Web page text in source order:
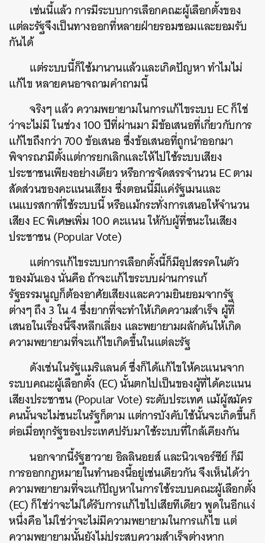
เช่นนี้แล้ว การมีระบบการเลือกคณะผู้เลือกตั้งของ
แต่ละรัฐจึงเป็นทางออกที่หลายฝ่ายรอมชอมและยอมรับ
กันได้
แต่ระบบนี้ก็ใช้มานานแล้วและเกิดปัญหา ทำไมไม่
แก้ไข หลายคนอาจถามคำถามนี้
จริงๆ แล้ว ความพยายามในการแก้ไขระบบ EC ก็ใช่
ว่าจะไม่มี ในช่วง 100 ปีที่ผ่านมา มีข้อเสนอที่เกี่ยวกับการ
แก้ไขถึงกว่า 700 ข้อเสนอ ซึ่งข้อเสนอที่ถูกนำออกมา
พิจารณามีตั้งแต่การยกเลิกและให้ไปใช้ระบบเสียง
ประชาชนเพียงอย่างเดียว หรือการจัดสรรจำนวน EC ตาม
สัดส่วนของคะแนนเสียง ซึ่งตอนนี้มีแค่รัฐเมนและ
เนแบรสกาที่ใช้ระบบนี้ หรือแม้กระทั่งการเสนอให้จำนวน
เสียง EC พิเศษเพิ่ม 100 คะแนน ให้กับผู้ที่ชนะในเสียง
ประชาชน (Popular Vote)
แต่การแก้ไขระบบการเลือกตั้งนี้ก็มีอุปสรรคในตัว
ของมันเอง นั่นคือ ถ้าจะแก้ไขระบบผ่านการแก้
รัฐธรรมนูญก็ต้องอาศัยเสียงและความยินยอมจากรัฐ
ต่างๆ ถึง 3 ใน 4 ซึ่งยากที่จะทำให้เกิดความสำเร็จ ผู้ที่
เสนอในเรื่องนี้จึงหลีกเลี่ยง และพยายามผลักดันให้เกิด
ความพยายามที่จะแก้ไขเกิดขึ้นในแต่ละรัฐ
ดังเช่นในรัฐแมริแลนด์ ซึ่งก็ได้แก้ไขให้คะแนนจาก
ระบบคณะผู้เลือกตั้ง (EC) นั้นตกไปเป็นของผู้ที่ได้คะแนน
เสียงประชาชน (Popular Vote) ระดับประเทศ แม้ผู้สมัคร
คนนั้นจะไม่ชนะในรัฐก็ตาม แต่การบังคับใช้นั้นจะเกิดขึ้นก็
ต่อเมื่อทุกรัฐของประเทศปรับมาใช้ระบบที่ใกล้เคียงกัน
นอกจากนี้รัฐฮาวาย อิลลินอยส์ และนิวเจอร์ซีย์ ก็มี
การออกกฎหมายในทำนองนี้อยู่เช่นเดียวกัน จึงเห็นได้ว่า
ความพยายามที่จะแก้ปัญหาในการใช้ระบบคณะผู้เลือกตั้ง
(EC) ก็ใช่ว่าจะไม่ได้รับการแก้ไขไปเสียทีเดียว พูดในอีกแง่
หนึ่งคือ ไม่ใช่ว่าจะไม่มีความพยายามในการแก้ไข แต่
ความพยายามนั้นยังไม่ประสบความสำเร็จต่างหาก